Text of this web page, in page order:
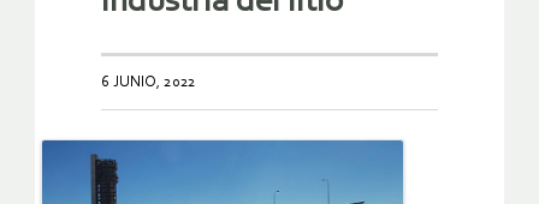
6 JUNIO, 2022